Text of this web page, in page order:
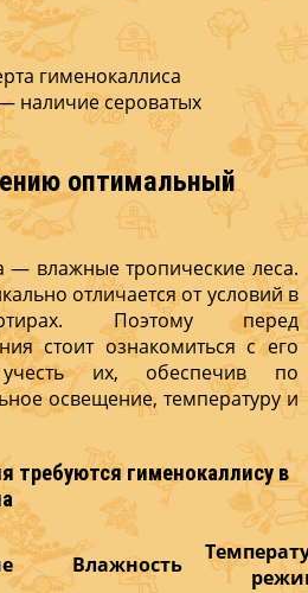
гименокаллиса
наличие сероватых
оптимальный
— влажные тропические леса.
отличается от условий в
Поэтому перед
стоит ознакомиться с его
их, обеспечив по
освещение, температуру и
требуются гименокаллису в
Влажность